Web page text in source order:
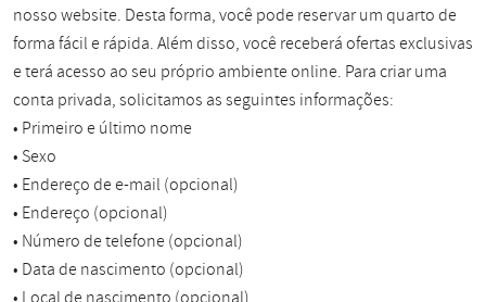
nosso website. Desta forma, você pode reservar um quarto de
forma fácil e rápida. Além disso, você receberá ofertas exclusivas
e terá acesso ao seu próprio ambiente online. Para criar uma
conta privada, solicitamos as seguintes informações:
• Primeiro e último nome
• Sexo
• Endereço de e-mail (opcional)
• Endereço (opcional)
• Número de telefone (opcional)
• Data de nascimento (opcional)